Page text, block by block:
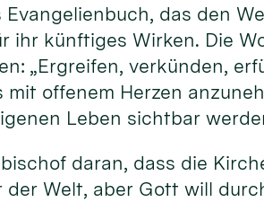
Evangelienbuch, das den
ihr künftiges Wirken. Die
„Ergreifen, verkünden,
offenem Herzen
Leben sichtbar
daran, dass die
Welt, aber Gott will